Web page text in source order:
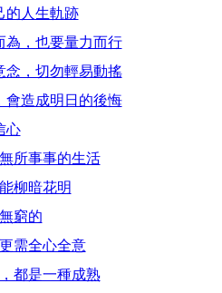
的人生軌跡
為，也要量力而行
念，切勿輕易動搖
會造成明日的後悔
心
所事事的生活
柳暗花明
窮的
需全心全意
都是一種成熟